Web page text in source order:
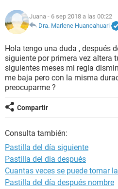
NUTRICIÓN
BIENESTAR
SEXUALIDAD
GLOSARIO
Juana - 6 sep 2018 a las 00:22
Dra. Marlene Huancahuari
Hola tengo una duda , después
siguiente por primera vez altera
siguientes meses mi regla
me baja pero con la misma
preocuparme ?
Compartir
Consulta también:
Pastilla del día siguiente
Pastilla del dia después
Cuantas veces se puede tomar
Pastilla del día después nombre